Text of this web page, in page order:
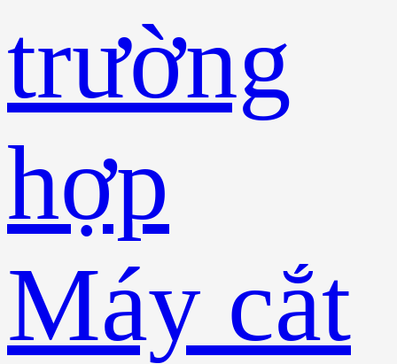
trường
hợp
Máy cắt